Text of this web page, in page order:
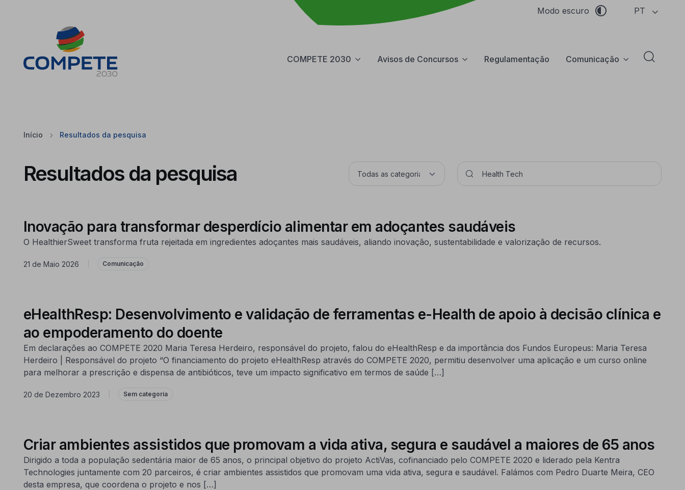
Modo escuro PT
COMPETE 2030 Avisos de Concursos Regulamentação Comunicação Abrir
Início Resultados da pesquisa
Resultados da pesquisa
Inovação para transformar desperdício alimentar em adoçantes saudáveis
O HealthierSweet transforma fruta rejeitada em ingredientes adoçantes mais saudáveis, aliando inovação, sustentabilidade e valorização de recursos.
21 de Maio 2026 Comunicação
eHealthResp: Desenvolvimento e validação de ferramentas e-Health de apoio à decisão clínica e
ao empoderamento do doente
Em declarações ao COMPETE 2020 Maria Teresa Herdeiro, responsável do projeto, falou do eHealthResp e da importância dos Fundos Europeus: Maria Teresa
Herdeiro | Responsável do projeto “O financiamento do projeto eHealthResp através do COMPETE 2020, permitiu desenvolver uma aplicação e um curso online
para melhorar a prescrição e dispensa de antibióticos, teve um impacto significativo em termos de saúde […]
20 de Dezembro 2023 Sem categoria
Criar ambientes assistidos que promovam a vida ativa, segura e saudável a maiores de 65 anos
Dirigido a toda a população sedentária maior de 65 anos, o principal objetivo do projeto ActiVas, cofinanciado pelo COMPETE 2020 e liderado pela Kentra
Technologies juntamente com 20 parceiros, é criar ambientes assistidos que promovam uma vida ativa, segura e saudável. Falámos com Pedro Duarte Meira, CEO
desta empresa, que coordena o projeto e nos […]